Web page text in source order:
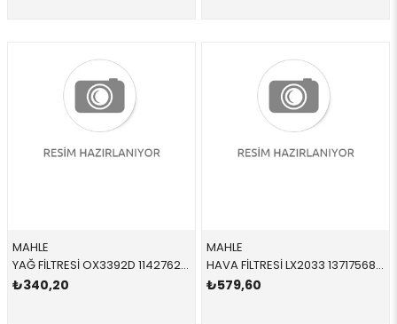
MAHLE
YAĞ FİLTRESİ OX3392D 11427622446 11427622446 R55 R56 R57 R58 R59 R60 R61 FREELANDER 2 1.6 TD4 2006-2011
₺340,20
MAHLE
HAVA FİLTRESİ LX2033 13717568728 13717568728 R56,R57,R58,R59,R60,R61,S N14,N18 2008-2014
₺579,60